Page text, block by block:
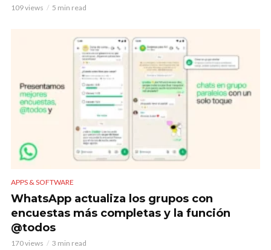
109 views 5 min read
APPS & SOFTWARE
WhatsApp actualiza los grupos con
encuestas más completas y la función
@todos
170 views 3 min read